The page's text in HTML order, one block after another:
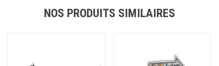
NOS PRODUITS SIMILAIRES